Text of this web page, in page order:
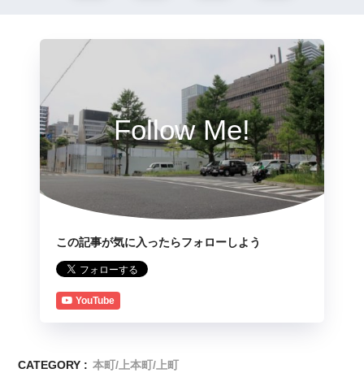
Follow Me!
この記事が気に入ったらフォローしよう
YouTube
CATEGORY : 本町/上本町/上町